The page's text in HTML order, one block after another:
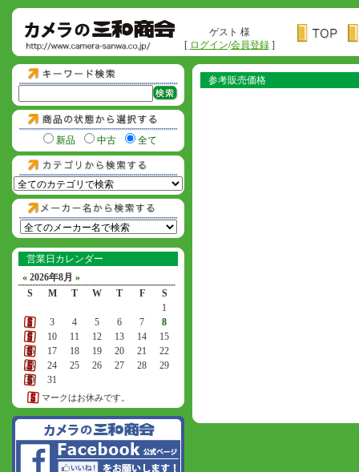
ゲスト 様
[ ログイン/会員登録]
新品 中古 全て
営業日カレンダー
« 2026年8月 »
S
M T W T F
S
1
2
3 4 5 6 7
8
9
10 11 12 13 14
15
16
17 18 19 20 21
22
23
24 25 26 27 28
29
30
31
マークはお休みです。
参考販売価格